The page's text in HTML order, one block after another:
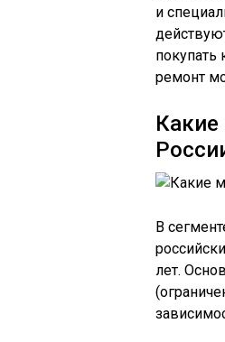
и
покупать
ремонт
Какие
В
лет.